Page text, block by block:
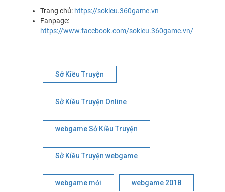
Trang chủ: https://sokieu.360game.vn
Fanpage:
https://www.facebook.com/sokieu.360game.vn/
Sở Kiều Truyện
Sở Kiều Truyện Online
webgame Sở Kiều Truyện
Sở Kiều Truyện webgame
webgame mới webgame 2018